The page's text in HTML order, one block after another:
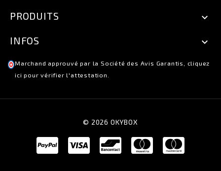
PRODUITS

INFOS

Marchand approuvé par la Société des Avis Garantis, cliquez
ici pour vérifier l'attestation .
© 2026 OKYBOX